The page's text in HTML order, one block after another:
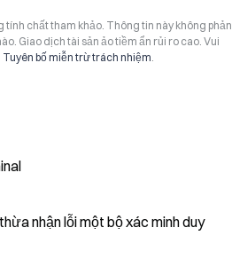
chất tham khảo. Thông tin này không phản
Giao dịch tài sản ảo tiềm ẩn rủi ro cao. Vui
Tuyên bố miễn trừ trách nhiệm.
nhận lỗi một bộ xác minh duy